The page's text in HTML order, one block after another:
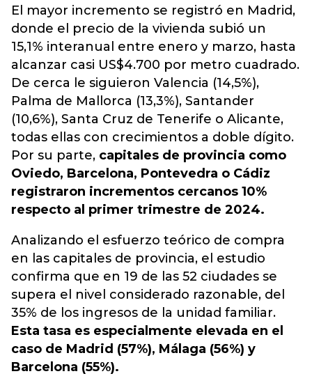
El mayor incremento se registró en Madrid,
donde el precio de la vivienda subió un
15,1% interanual entre enero y marzo, hasta
alcanzar casi US$4.700 por metro cuadrado.
De cerca le siguieron Valencia (14,5%),
Palma de Mallorca (13,3%), Santander
(10,6%), Santa Cruz de Tenerife o Alicante,
todas ellas con crecimientos a doble dígito.
Por su parte, capitales de provincia como
Oviedo, Barcelona, Pontevedra o Cádiz
registraron incrementos cercanos 10%
respecto al primer trimestre de 2024.
Analizando el esfuerzo teórico de compra
en las capitales de provincia, el estudio
confirma que en 19 de las 52 ciudades se
supera el nivel considerado razonable, del
35% de los ingresos de la unidad familiar.
Esta tasa es especialmente elevada en el
caso de Madrid (57%), Málaga (56%) y
Barcelona (55%).